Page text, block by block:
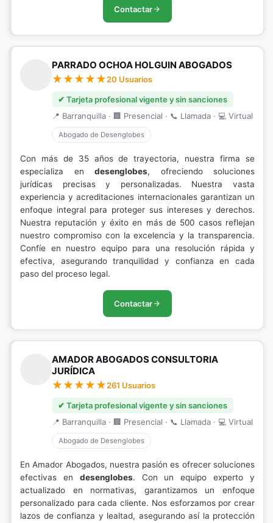
Contactar
PARRADO OCHOA HOLGUIN ABOGADOS
20 Usuarios
✔ Tarjeta profesional vigente y sin sanciones
📍 Barranquilla · 🏢 Presencial · 📞 Llamada · 💻 Virtual
Abogado de Desenglobes
Con más de 35 años de trayectoria, nuestra firma se
especializa en desenglobes, ofreciendo soluciones
jurídicas precisas y personalizadas. Nuestra vasta
experiencia y acreditaciones internacionales garantizan un
enfoque integral para proteger sus intereses y derechos.
Nuestra reputación y éxito en más de 500 casos reflejan
nuestro compromiso con la excelencia y la transparencia.
Confíe en nuestro equipo para una resolución rápida y
efectiva, asegurando tranquilidad y confianza en cada
paso del proceso legal.
Contactar
AMADOR ABOGADOS CONSULTORIA
JURÍDICA
261 Usuarios
✔ Tarjeta profesional vigente y sin sanciones
📍 Barranquilla · 🏢 Presencial · 📞 Llamada · 💻 Virtual
Abogado de Desenglobes
En Amador Abogados, nuestra pasión es ofrecer soluciones
efectivas en desenglobes. Con un equipo experto y
actualizado en normativas, garantizamos un enfoque
personalizado para cada cliente. Nos esforzamos por crear
lazos de confianza y lealtad, asegurando así la protección